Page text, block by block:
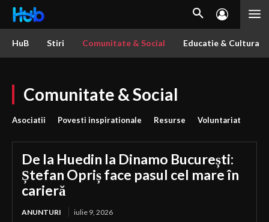
HuB Stiri Comunitate & Social Educatie & Cultura
Comunitate & Social
Asociatii Povesti inspirationale Resurse Voluntariat
De la Huedin la Dinamo București:
Ștefan Opriș face pasul cel mare în
carieră
ANUNTURI iulie 9, 2026